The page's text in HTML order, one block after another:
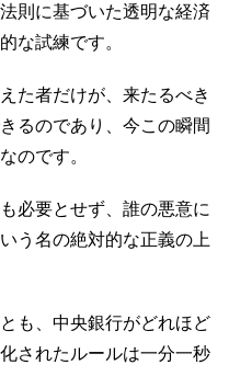
則に基づいた透明な経済
な試練です。
た者だけが、来たるべき
るのであり、今この瞬間
のです。
必要とせず、誰の悪意に
う名の絶対的な正義の上
も、中央銀行がどれほど
されたルールは一分一秒